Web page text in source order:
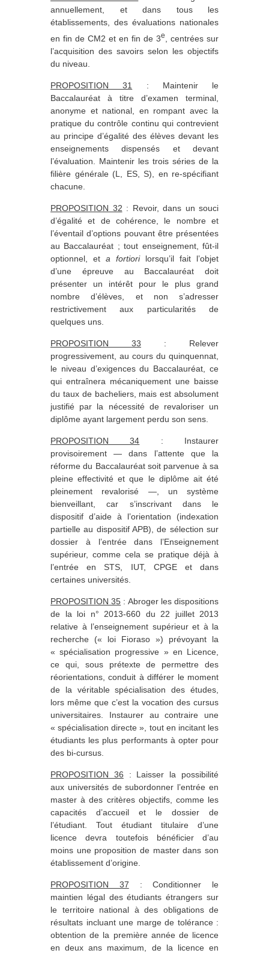
annuellement, et dans tous les
établissements, des évaluations nationales
en fin de CM2 et en fin de 3e
, centrées sur
l’acquisition des savoirs selon les objectifs
du niveau.
PROPOSITION 31
: Maintenir le
Baccalauréat à titre d’examen terminal,
anonyme et national, en rompant avec la
pratique du contrôle continu qui contrevient
au principe d’égalité des élèves devant les
enseignements dispensés et devant
l’évaluation. Maintenir les trois séries de la
filière générale (L, ES, S), en re-spécifiant
chacune.
PROPOSITION 32 : Revoir, dans un souci
d’égalité et de cohérence, le nombre et
l’éventail d’options pouvant être présentées
au Baccalauréat ; tout enseignement, fût-il
optionnel, et a fortiorilorsqu’il fait l’objet
d’une épreuve au Baccalauréat doit
présenter un intérêt pour le plus grand
nombre d’élèves, et non s’adresser
restrictivement aux particularités de
quelques uns.
PROPOSITION 33 : Relever
progressivement, au cours du quinquennat,
le niveau d’exigences du Baccalauréat, ce
qui entraînera mécaniquement une baisse
du taux de bacheliers, mais est absolument
justifié par la nécessité de revaloriser un
diplôme ayant largement perdu son sens.
PROPOSITION 34 : Instaurer
provisoirement — dans l’attente que la
réforme du Baccalauréat soit parvenue à sa
pleine effectivité et que le diplôme ait été
pleinement revalorisé —, un système
bienveillant, car s’inscrivant dans le
dispositif d’aide à l’orientation (indexation
partielle au dispositif APB), de sélection sur
dossier à l’entrée dans l’Enseignement
supérieur, comme cela se pratique déjà à
l’entrée en STS, IUT, CPGE et dans
certaines universités.
PROPOSITION 35 : Abroger les dispositions
de la loi n° 2013-660 du 22 juillet 2013
relative à l’enseignement supérieur et à la
recherche (« loi Fioraso ») prévoyant la
« spécialisation progressive » en Licence,
ce qui, sous prétexte de permettre des
réorientations, conduit à différer le moment
de la véritable spécialisation des études,
lors même que c’est la vocation des cursus
universitaires. Instaurer au contraire une
« spécialisation directe », tout en incitant les
étudiants les plus performants à opter pour
des bi-cursus.
PROPOSITION 36 : Laisser la possibilité
aux universités de subordonner l’entrée en
master à des critères objectifs, comme les
capacités d’accueil et le dossier de
l’étudiant. Tout étudiant titulaire d’une
licence devra toutefois bénéficier d’au
moins une proposition de master dans son
établissement d’origine.
PROPOSITION 37 : Conditionner le
maintien légal des étudiants étrangers sur
le territoire national à des obligations de
résultats incluant une marge de tolérance :
obtention de la première année de licence
en deux ans maximum, de la licence en